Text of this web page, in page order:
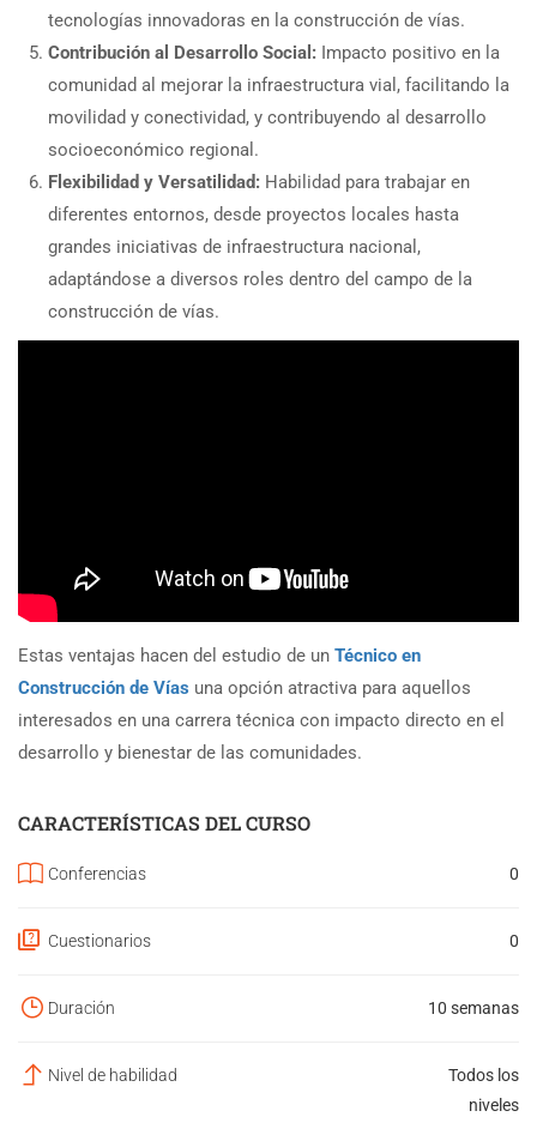
tecnologías innovadoras en la construcción de vías.
Contribución al Desarrollo Social: Impacto positivo en la
comunidad al mejorar la infraestructura vial, facilitando la
movilidad y conectividad, y contribuyendo al desarrollo
socioeconómico regional.
Flexibilidad y Versatilidad: Habilidad para trabajar en
diferentes entornos, desde proyectos locales hasta
grandes iniciativas de infraestructura nacional,
adaptándose a diversos roles dentro del campo de la
construcción de vías.
Estas ventajas hacen del estudio de un Técnico en
Construcción de Vías una opción atractiva para aquellos
interesados en una carrera técnica con impacto directo en el
desarrollo y bienestar de las comunidades.
CARACTERÍSTICAS DEL CURSO
Conferencias 0
Cuestionarios 0
Duración 10 semanas
Nivel de habilidad
Todos los
niveles